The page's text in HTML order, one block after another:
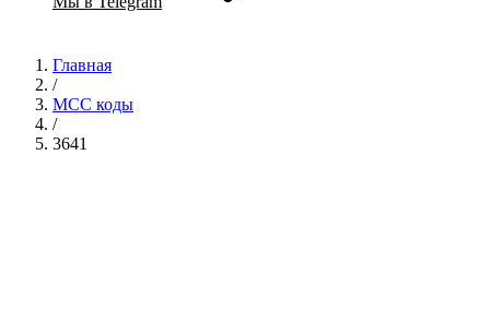
Главная
/
MCC коды
/
3641